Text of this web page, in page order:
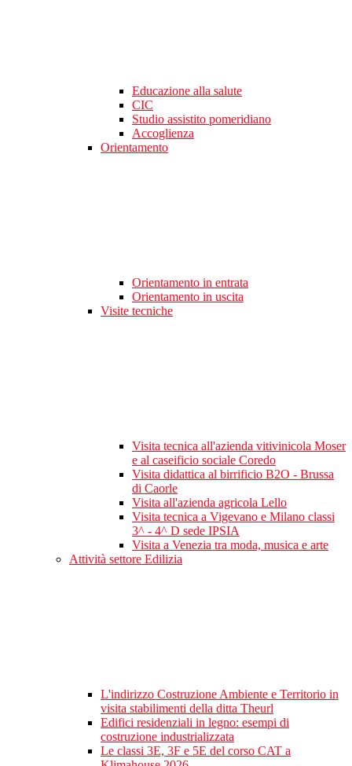
Educazione alla salute
CIC
Studio assistito pomeridiano
Accoglienza
Orientamento
Orientamento in entrata
Orientamento in uscita
Visite tecniche
Visita tecnica all'azienda vitivinicola Moser
e al caseificio sociale Coredo
Visita didattica al birrificio B2O - Brussa
di Caorle
Visita all'azienda agricola Lello
Visita tecnica a Vigevano e Milano classi
3^ - 4^ D sede IPSIA
Visita a Venezia tra moda, musica e arte
Attività settore Edilizia
L'indirizzo Costruzione Ambiente e Territorio in
visita stabilimenti della ditta Theurl
Edifici residenziali in legno: esempi di
costruzione industrializzata
Le classi 3E, 3F e 5E del corso CAT a